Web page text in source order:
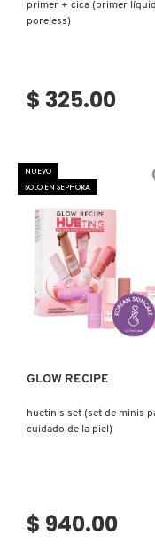
primer + cica (primer
poreless)
$ 325.00
NUEVO
SOLO EN SEPHORA
Ver más
GLOW RECIPE
huetinis set (set de minis
cuidado de la piel)
$ 940.00